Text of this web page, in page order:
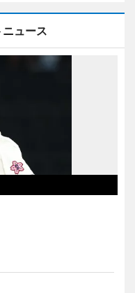
ュース